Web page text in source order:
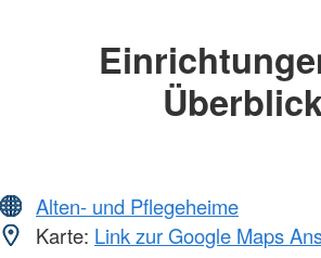
Alten- und Pflegeheime
Karte: Link zur Google Maps